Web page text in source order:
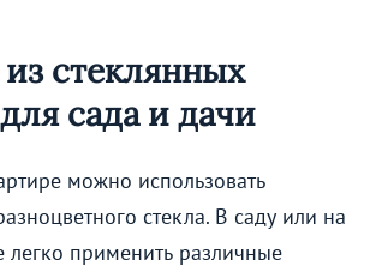
стеклянных
сада и дачи
можно использовать
стекла. В саду или на
легко применить различные